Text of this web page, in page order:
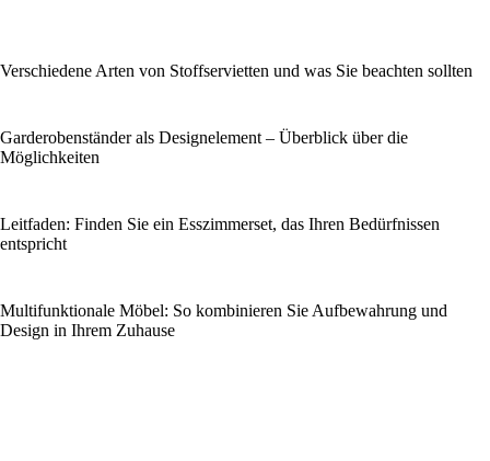
Verschiedene Arten von Stoffservietten und was Sie beachten sollten
Garderobenständer als Designelement – Überblick über die
Möglichkeiten
Leitfaden: Finden Sie ein Esszimmerset, das Ihren Bedürfnissen
entspricht
Multifunktionale Möbel: So kombinieren Sie Aufbewahrung und
Design in Ihrem Zuhause